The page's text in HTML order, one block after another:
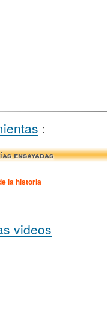
:
ensayadas
la historia
videos